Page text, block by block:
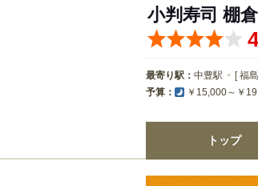
小判寿司 棚倉
最寄り駅： 中豊駅 [福島
予算： ￥15,000～￥
トップ